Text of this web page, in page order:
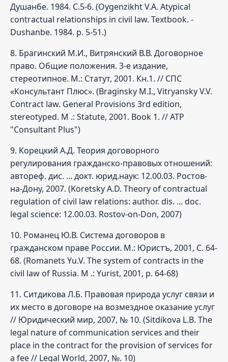
Душанбе. 1984. С.5-6. (Oygenzikht V.A. Atypical
contractual relationships in civil law. Textbook. -
Dushanbe. 1984. p. 5-51.)
8. Брагинский М.И., Витрянский В.В. Договорное
право. Общие положения. 3-е издание,
стереотипное. М.: Статут, 2001. Кн.1. // СПС
«Консультант Плюс». (Braginsky M.I., Vitryansky V.V.
Contract law. General Provisions 3rd edition,
stereotyped. M .: Statute, 2001. Book 1. // ATP
"Consultant Plus")
9. Корецкий А.Д. Теория договорного
регулирования гражданско-правовых отношений:
автореф. дис. ... докт. юрид.наук: 12.00.03. Ростов-
на-Дону, 2007. (Koretsky A.D. Theory of contractual
regulation of civil law relations: author. dis. ... doc.
legal science: 12.00.03. Rostov-on-Don, 2007)
10. Романец Ю.В. Система договоров в
гражданском праве России. М.: Юристъ, 2001, С. 64-
68. (Romanets Yu.V. The system of contracts in the
civil law of Russia. M .: Yurist, 2001, p. 64-68)
11. Ситдикова Л.Б. Правовая природа услуг связи и
их место в договоре на возмездное оказание услуг
// Юридический мир, 2007, № 10. (Sitdikova L.B. The
legal nature of communication services and their
place in the contract for the provision of services for
a fee // Legal World, 2007, №. 10)